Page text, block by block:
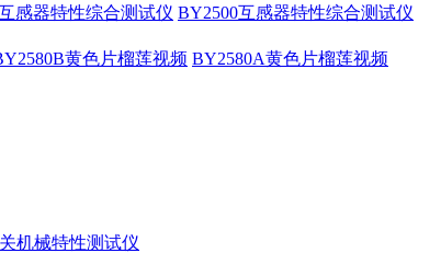
感器特性综合测试仪 BY2500互感器特性综合测试仪
黄色片榴莲视频 BY2580A黄色片榴莲视频
机械特性测试仪